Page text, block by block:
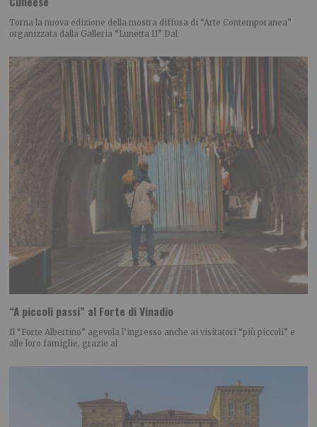
Torna la nuova edizione della mostra diffusa di “Arte Contemporanea”
organizzata dalla Galleria “Lunetta 11” Dal
“A piccoli passi” al Forte di Vinadio
Il “Forte Albertino” agevola l’ingresso anche ai visitatori “più piccoli” e
alle loro famiglie, grazie al